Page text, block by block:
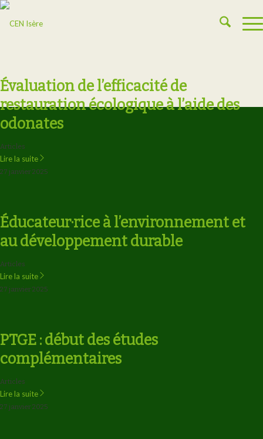
Évaluation de l’efficacité de
restauration écologique à l’aide des
odonates
Articles
Lire la suite
27 janvier 2025
Éducateur·rice à l’environnement et
au développement durable
Articles
Lire la suite
27 janvier 2025
PTGE : début des études
complémentaires
Articles
Lire la suite
27 janvier 2025